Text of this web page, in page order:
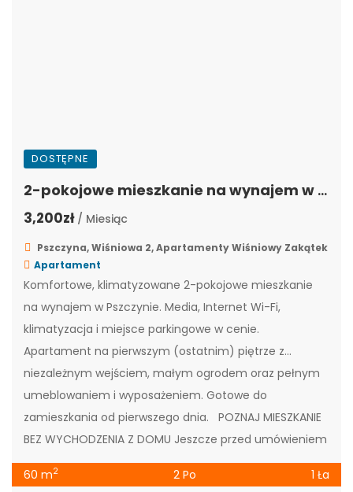
DOSTĘPNE
2-pokojowe mieszkanie na wynajem w Pszczynie z niezależnym wejściem | WZ-7
3,200zł / Miesiąc
Pszczyna, Wiśniowa 2, Apartamenty Wiśniowy Zakątek
Apartament
Komfortowe, klimatyzowane 2-pokojowe mieszkanie
na wynajem w Pszczynie. Media, Internet Wi-Fi,
klimatyzacja i miejsce parkingowe w cenie.
Apartament na pierwszym (ostatnim) piętrze z
niezależnym wejściem, małym ogrodem oraz pełnym
umeblowaniem i wyposażeniem. Gotowe do
zamieszkania od pierwszego dnia. POZNAJ MIESZKANIE
BEZ WYCHODZENIA Z DOMU Jeszcze przed umówieniem
prezentacji możesz dokładnie obejrzeć apartament
WZ-7 online. […]
60 m2 2 Po 1 Ła